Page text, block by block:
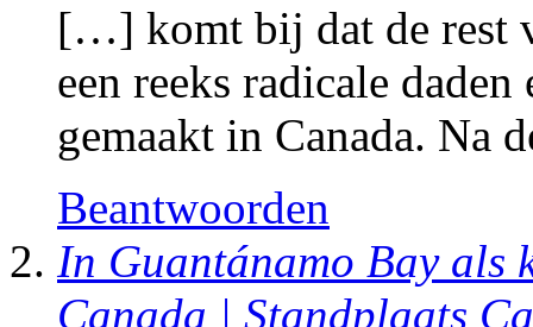
[…] komt bij dat de rest
een reeks radicale
gemaakt in Canada. Na
Beantwoorden
In Guantánamo Bay als
Canada | Standplaats